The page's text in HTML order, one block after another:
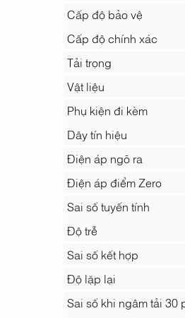
Cấp độ bảo vệ
Cấp độ chính xác
Tải trọng
Vật liệu
Phụ kiện đi kèm
Dây tín hiệu
Điện áp ngõ ra
Điện áp điểm Zero
Sai số tuyến tính
Độ trễ
Sai số kết hợp
Độ lặp lại
Sai số khi ngâm tải 30